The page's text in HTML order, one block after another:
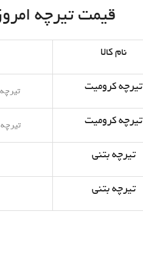
قیمت تیرچه امروز
نام کالا
تیرچه کرومیت تیرچه
تیرچه کرومیت تیرچه
تیرچه بتنی
تیرچه بتنی